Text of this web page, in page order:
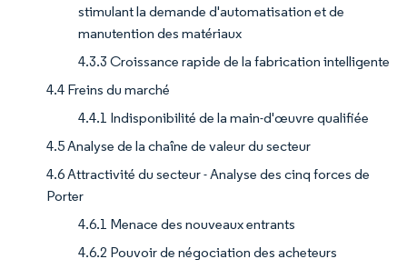
stimulant la demande d'automatisation et de
manutention des matériaux
4.3.3 Croissance rapide de la fabrication intelligente
4.4 Freins du marché
4.4.1 Indisponibilité de la main-d'œuvre qualifiée
4.5 Analyse de la chaîne de valeur du secteur
4.6 Attractivité du secteur - Analyse des cinq forces de
Porter
4.6.1 Menace des nouveaux entrants
4.6.2 Pouvoir de négociation des acheteurs